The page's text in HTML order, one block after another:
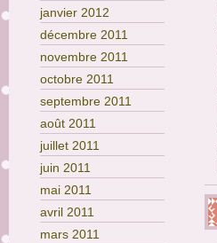
janvier 2012
décembre 2011
novembre 2011
octobre 2011
septembre 2011
août 2011
juillet 2011
juin 2011
mai 2011
avril 2011
mars 2011